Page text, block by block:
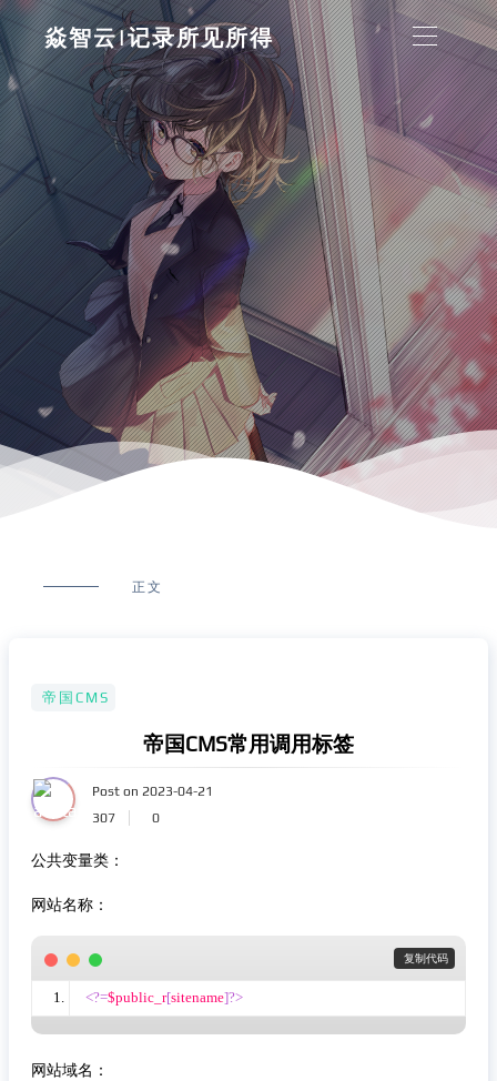
焱智云|记录所见所得
正文
帝国CMS
帝国CMS常用调用标签
Post on 2023-04-21
307
0
公共变量类：
网站名称：
复制代码
<?=$public_r[sitename]?>
网站域名：